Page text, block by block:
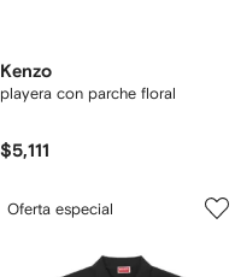
Kenzo
playera con parche floral
$5,111
Oferta especial